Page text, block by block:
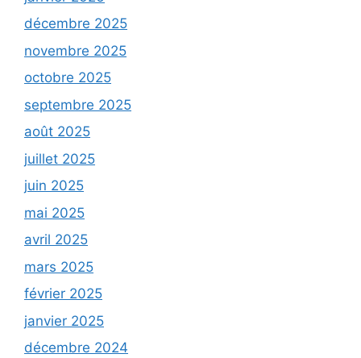
décembre 2025
novembre 2025
octobre 2025
septembre 2025
août 2025
juillet 2025
juin 2025
mai 2025
avril 2025
mars 2025
février 2025
janvier 2025
décembre 2024